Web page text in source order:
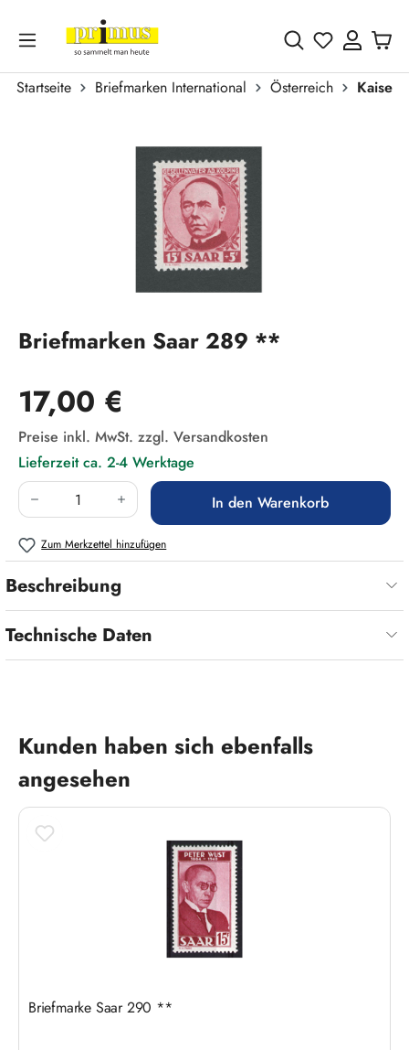
Zum Hauptinhalt springen
Du hast 0
Startseite Briefmarken International Österreich
Briefmarken Saar 289 **
Regulärer Preis:
17,00 €
Preise inkl. MwSt. zzgl. Versandkosten
Lieferzeit ca. 2-4 Werktage
Produkt Anzahl: Gib den gewünschten Wert
In den Warenkorb
Zum Merkzettel hinzufügen
Beschreibung
Technische Daten
Produktgalerie überspringen
Kunden haben sich ebenfalls
angesehen
Briefmarke Saar 290 **